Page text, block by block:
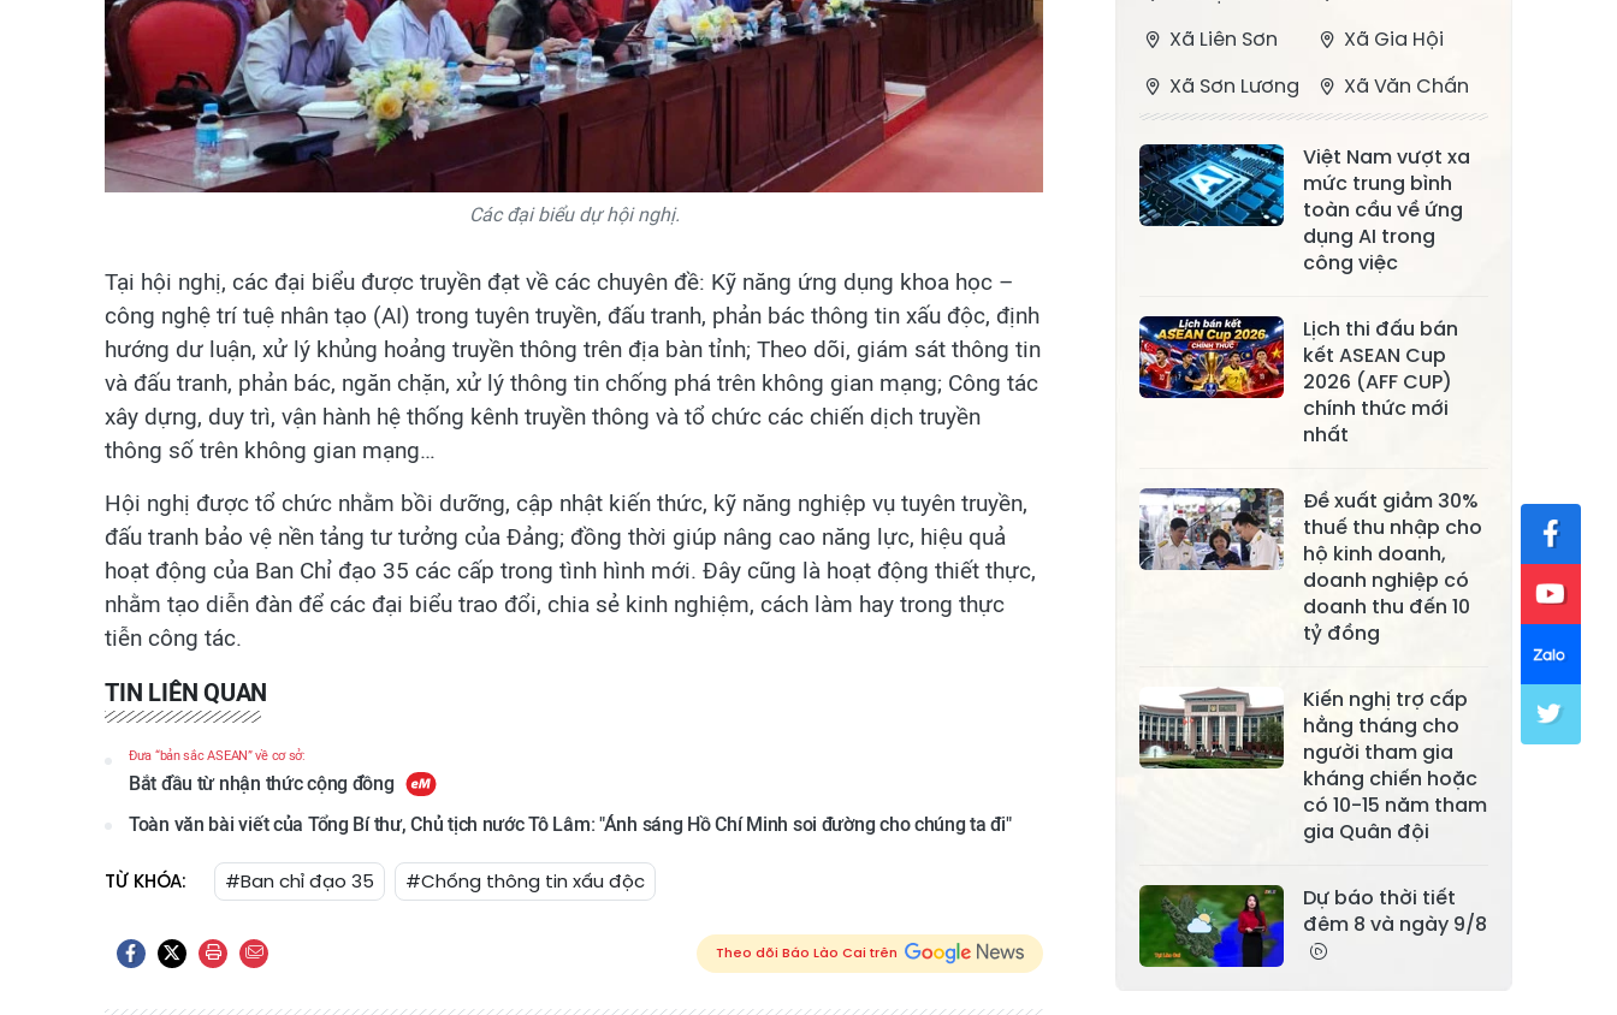
Các đại biểu dự hội nghị.
Tại hội nghị, các đại biểu được truyền đạt về các chuyên đề: Kỹ năng ứng dụng khoa học –
công nghệ trí tuệ nhân tạo (AI) trong tuyên truyền, đấu tranh, phản bác thông tin xấu độc, định
hướng dư luận, xử lý khủng hoảng truyền thông trên địa bàn tỉnh; Theo dõi, giám sát thông tin
và đấu tranh, phản bác, ngăn chặn, xử lý thông tin chống phá trên không gian mạng; Công tác
xây dựng, duy trì, vận hành hệ thống kênh truyền thông và tổ chức các chiến dịch truyền
thông số trên không gian mạng…
Hội nghị được tổ chức nhằm bồi dưỡng, cập nhật kiến thức, kỹ năng nghiệp vụ tuyên truyền,
đấu tranh bảo vệ nền tảng tư tưởng của Đảng; đồng thời giúp nâng cao năng lực, hiệu quả
hoạt động của Ban Chỉ đạo 35 các cấp trong tình hình mới. Đây cũng là hoạt động thiết thực,
nhằm tạo diễn đàn để các đại biểu trao đổi, chia sẻ kinh nghiệm, cách làm hay trong thực
tiễn công tác.
TIN LIÊN QUAN
Đưa “bản sắc ASEAN” về cơ sở:
Bắt đầu từ nhận thức cộng đồng
Toàn văn bài viết của Tổng Bí thư, Chủ tịch nước Tô Lâm: "Ánh sáng Hồ Chí Minh soi đường cho chúng ta đi"
TỪ KHÓA: #Ban chỉ đạo 35 #Chống thông tin xấu độc
Theo dõi Báo Lào Cai trên
Xã Liên Sơn
Xã Gia Hội
Xã Sơn Lương
Xã Văn Chấn
Bằng La
Xã Chấn Thịnh
Xã Nghĩa Tâm
Xã Phong Dụ
Hạ
Xã Lâm Giang
Xã Đông
Cuông
Xã Tân Hợp
Xã Mậu A Xã Xuân Ái
Xã Lâm
Xã Lục Yên
Xã Tân Lĩnh
Xã Khánh Hòa
Xã Phúc Lợi
Xã Cảm Nhân
Xã Yên Bình
Xã Bảo Ái
Xã Trấn Yên
Xã Hưng
Khánh
Xã Việt Hồng
Xã Quy Mông
Xã Cốc San
Xã Hợp Thành
Việt Nam vượt xa
mức trung bình
toàn cầu về ứng
dụng AI trong
công việc
Lịch thi đấu bán
kết ASEAN Cup
2026 (AFF CUP)
chính thức mới
nhất
Đề xuất giảm 30%
thuế thu nhập cho
hộ kinh doanh,
doanh nghiệp có
doanh thu đến 10
tỷ đồng
Kiến nghị trợ cấp
hằng tháng cho
người tham gia
kháng chiến hoặc
có 10-15 năm tham
gia Quân đội
Dự báo thời tiết
đêm 8 và ngày 9/8